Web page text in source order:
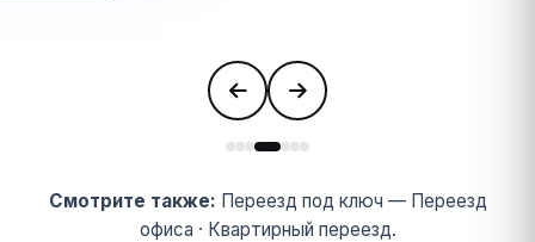
Смотрите также: Переезд под ключ — Переезд
офиса · Квартирный переезд.